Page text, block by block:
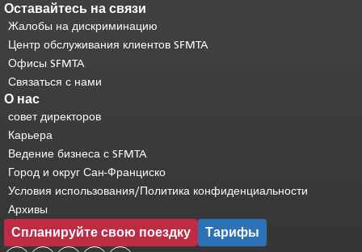
Оставайтесь на связи
Жалобы на дискриминацию
Центр обслуживания клиентов SFMTA
Офисы SFMTA
Связаться с нами
О нас
совет директоров
Карьера
Ведение бизнеса с SFMTA
Город и округ Сан-Франциско
Условия использования/Политика конфиденциальности
Архивы
Спланируйте свою поездку Тарифы